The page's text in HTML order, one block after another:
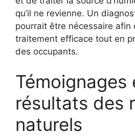
qu’il ne revienne. Un
pourrait être nécessaire afin
traitement efficace tout en
des occupants.
Témoignages
résultats des
naturels